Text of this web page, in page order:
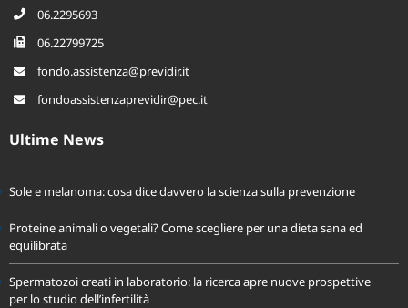
06.2295693
06.22799725
fondo.assistenza@previdir.it
fondoassistenzaprevidir@pec.it
Ultime News
Sole e melanoma: cosa dice davvero la scienza sulla prevenzione
Proteine animali o vegetali? Come scegliere per una dieta sana ed
equilibrata
Spermatozoi creati in laboratorio: la ricerca apre nuove prospettive
per lo studio dell’infertilità